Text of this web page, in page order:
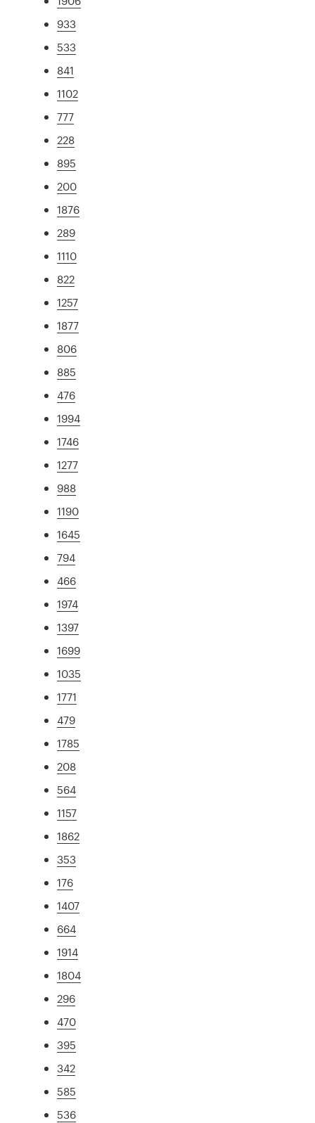
933
533
841
1102
777
228
895
200
1876
289
1110
822
1257
1877
806
885
476
1994
1746
1277
988
1190
1645
794
466
1974
1397
1699
1035
1771
479
1785
208
564
1157
1862
353
176
1407
664
1914
1804
296
470
395
342
585
536